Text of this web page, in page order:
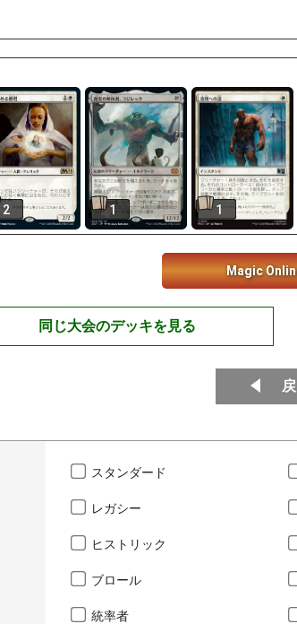
2 1 1
Magic
同じ大会のデッキを見る
スタンダード
レガシー
ヒストリック
ブロール
統率者